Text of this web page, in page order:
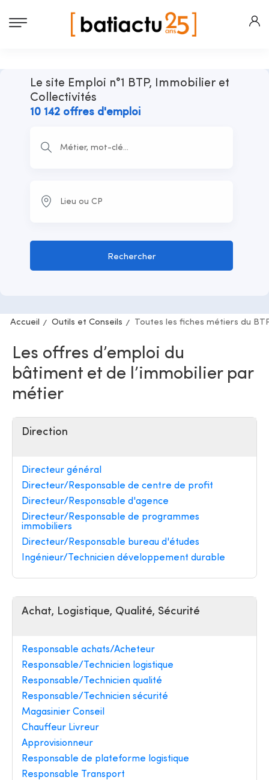
Le site Emploi n°1 BTP, Immobilier et
Collectivités
10 142 offres d'emploi
Rechercher
Accueil Outils et Conseils Toutes les fiches métiers du
Les offres d’emploi du
bâtiment et de l’immobilier par
métier
Direction
Directeur général
Directeur/Responsable de centre de profit
Directeur/Responsable d'agence
Directeur/Responsable de programmes
immobiliers
Directeur/Responsable bureau d'études
Ingénieur/Technicien développement durable
Achat, Logistique, Qualité, Sécurité
Responsable achats/Acheteur
Responsable/Technicien logistique
Responsable/Technicien qualité
Responsable/Technicien sécurité
Magasinier Conseil
Chauffeur Livreur
Approvisionneur
Responsable de plateforme logistique
Responsable Transport